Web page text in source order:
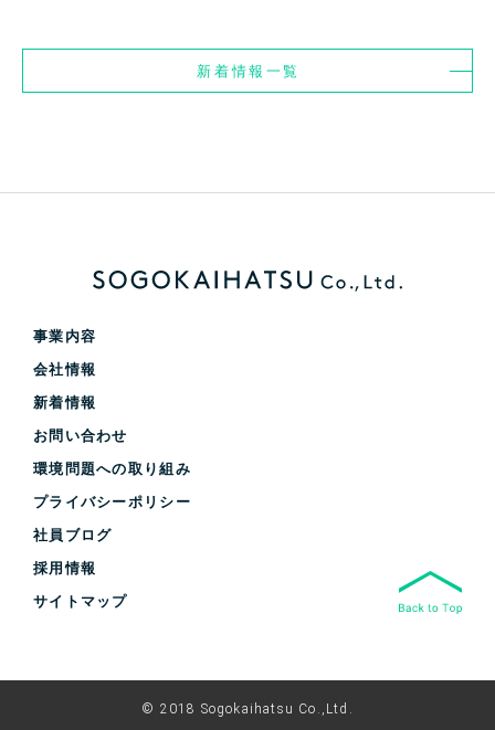
新着情報一覧
事業内容
会社情報
新着情報
お問い合わせ
環境問題への取り組み
プライバシーポリシー
社員ブログ
採用情報
サイトマップ
© 2018 Sogokaihatsu Co.,Ltd.